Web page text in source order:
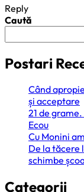
Reply
Caută
Postari
Când
și acceptare
21 de
Ecou
Cu Monini
De la tăcere
schimbe
Categorii